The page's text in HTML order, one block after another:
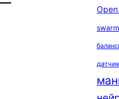
swarm
датчик